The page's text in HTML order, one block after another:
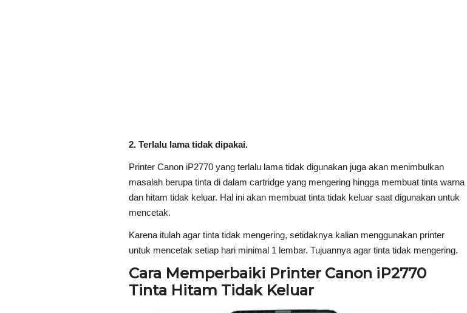
2. Terlalu lama tidak dipakai.
Printer Canon iP2770 yang terlalu lama tidak digunakan juga akan menimbulkan
masalah berupa tinta di dalam cartridge yang mengering hingga membuat tinta warna
dan hitam tidak keluar. Hal ini akan membuat tinta tidak keluar saat digunakan untuk
mencetak.
Karena itulah agar tinta tidak mengering, setidaknya kalian menggunakan printer
untuk mencetak setiap hari minimal 1 lembar. Tujuannya agar tinta tidak mengering.
Cara Memperbaiki Printer Canon iP2770
Tinta Hitam Tidak Keluar